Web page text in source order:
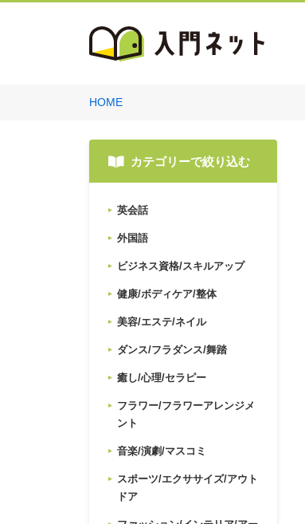
HOME
カテゴリーで絞り込む
英会話
外国語
ビジネス資格/スキルアップ
健康/ボディケア/整体
美容/エステ/ネイル
ダンス/フラダンス/舞踏
癒し/心理/セラピー
フラワー/フラワーアレンジメ
ント
音楽/演劇/マスコミ
スポーツ/エクササイズ/アウト
ドア